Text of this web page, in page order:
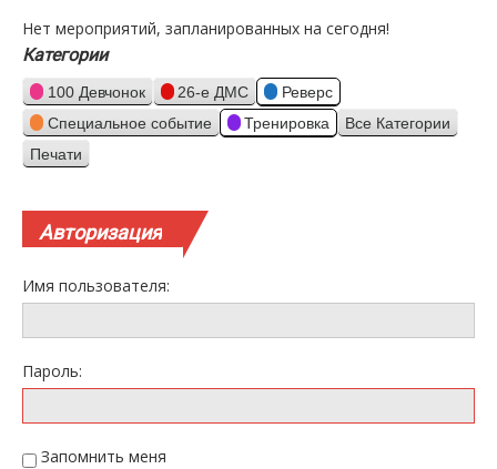
Нет мероприятий, запланированных на сегодня!
Категории
100 Девчонок 26-е ДМС
Реверс
Специальное событие
Тренировка Все Категории
Просмотр
Печати
Авторизация
Имя пользователя:
Пароль:
Запомнить меня